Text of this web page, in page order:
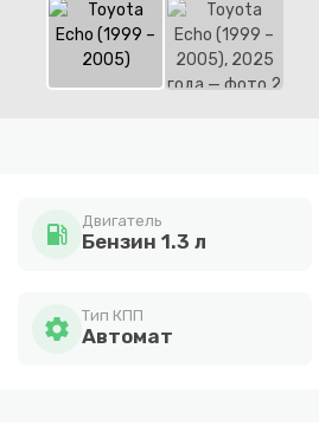
local_gas_station Двигатель
Бензин 1.3 л
settings Тип КПП
Автомат